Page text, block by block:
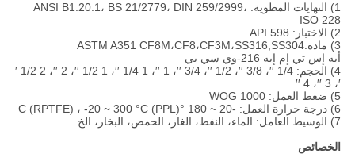
1) النهايات المطوية: ANSI B1.20.1، BS 21/2779، DIN 259/2999،
ISO 228
2) الاختبار: API 598
3) مادة:ASTM A351 CF8M،CF8،CF3M،SS316,SS304
أيه إس تي إم إيه 216-وي سي بي
4) الحجم: 1/4 ′′، 3/8 ′′، 1/2 ′′، 3/4 ′′، 1 ′′، 1 1/4 ′′، 1 1/2 ′′، 2 ′′، 2 1/2 ′
′، 3 ′′، 4 ′′
5) ضغط العمل: 1000 WOG
6) درجة حرارة العمل: -20 ~ 180 °C (RPTFE) ، -20 ~ 300 °C (PPL)
7) الوسيط العامل: الماء، النفط، الغاز، الحمض، البخار، الخ
الخصائص